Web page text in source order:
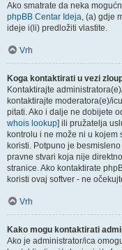
Ako smatrate da neka
phpBB Centar Ideja, (a) gdje
ideje i(li) predložiti vlastite.
Vrh
Koga kontaktirati u vezi
Kontaktirajte
kontaktirajte moderatora(e)/
pitati. Ako i dalje ne dobijete
whois lookup] ili pružatelja
kontrolu i ne može ni u
koristi. Potpuno je
pravne stvari koja nije
stranice. Ako kontaktirate
koristi ovaj softver - ne
Vrh
Kako mogu kontaktirati
Ako je administrator/ica